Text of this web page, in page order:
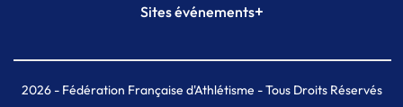
Plateforme Formation
Sites événements+
Meeting de Paris indoor
MAIF Ekiden de Paris
2026- Fédération Française d'Athlétisme - Tous Droits Réservés